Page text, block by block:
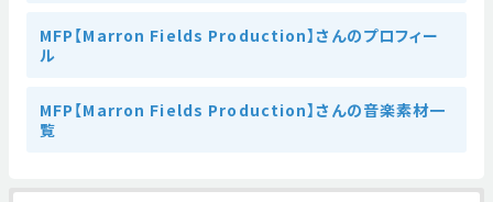
MFP【Marron Fields Production】さんのプロフィー
ル
MFP【Marron Fields Production】さんの音楽素材一
覧